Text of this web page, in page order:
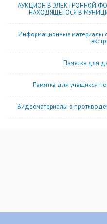
АУКЦИОН В ЭЛЕКТРОННОЙ
НАХОДЯЩЕГОСЯ В
Информационные материалы
Памятка для
Памятка для учащихся
Видеоматериалы о